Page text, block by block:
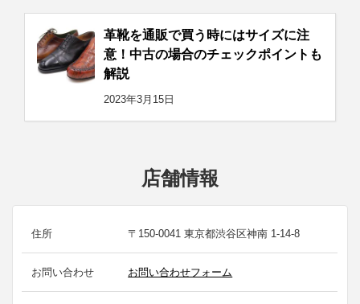
革靴を通販で買う時にはサイズに注
意！中古の場合のチェックポイントも
解説
2023年3月15日
店舗情報
住所 〒150-0041 東京都渋谷区神南 1-14-8
お問い合わせ お問い合わせフォーム